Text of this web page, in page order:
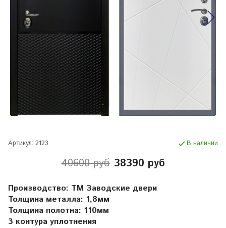
Артикул: 2123 В наличии
40600 руб 38390 руб
Производство: ТМ Заводские двери
Толщина металла: 1,8мм
Толщина полотна: 110мм
3 контура уплотнения